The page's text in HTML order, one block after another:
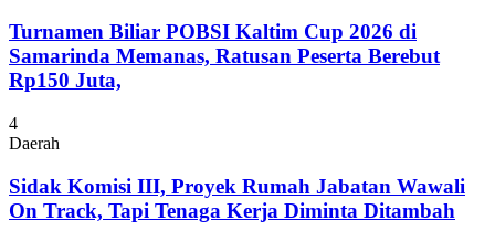
Turnamen Biliar POBSI Kaltim Cup 2026 di
Samarinda Memanas, Ratusan Peserta Berebut
Rp150 Juta,
4
Daerah
Sidak Komisi III, Proyek Rumah Jabatan Wawali
On Track, Tapi Tenaga Kerja Diminta Ditambah